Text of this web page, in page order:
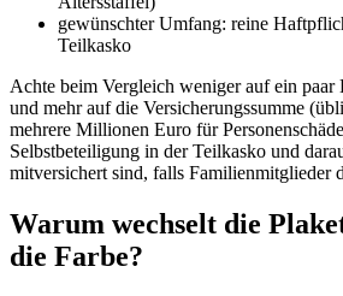
gewünschter Umfang: reine
Teilkasko
Achte beim Vergleich weniger auf ein paar
und mehr auf die Versicherungssumme
mehrere Millionen Euro für
Selbstbeteiligung in der Teilkasko und
mitversichert sind, falls Familienmitglieder
Warum wechselt die
die Farbe?